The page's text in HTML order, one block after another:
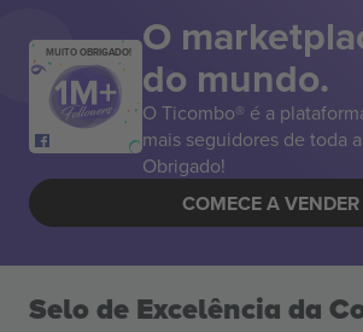
MUITO OBRIGADO! O
do mundo.
O Ticombo® é a
mais seguidores de toda
Obrigado!
COMECE A VENDER
Selo de Excelência da